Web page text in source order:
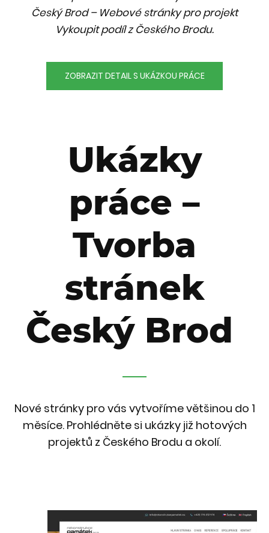
Český Brod – Webové stránky pro projekt
Vykoupit podíl z Českého Brodu.
ZOBRAZIT DETAIL S UKÁZKOU PRÁCE
Ukázky
práce –
Tvorba
stránek
Český Brod
Nové stránky pro vás vytvoříme většinou do 1
měsíce. Prohlédněte si ukázky již hotových
projektů z Českého Brodu a okolí.